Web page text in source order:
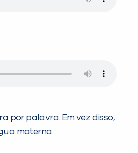
por palavra. Em vez disso,
materna.